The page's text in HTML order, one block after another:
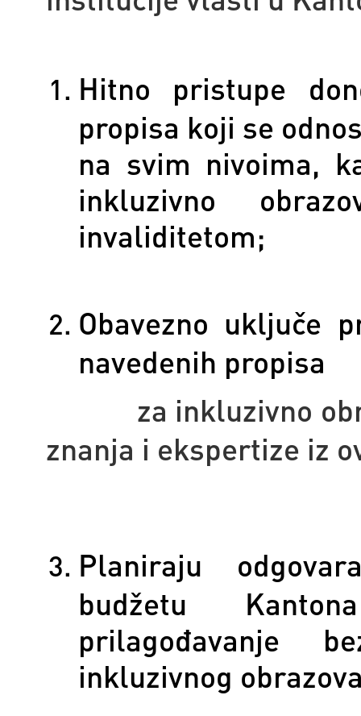
Hitno pristupe
propisa koji se
na svim nivoima,
inkluzivno
invaliditetom;
Obavezno uključe
navedenih propisa
za inkluzivno
znanja i ekspertize iz
Planiraju
budžetu
prilagođavanje
inkluzivnog